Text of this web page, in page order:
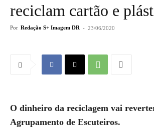
reciclam cartão e
Por Redação S+ Imagem DR - 23/06/2020
O dinheiro da reciclagem vai
Agrupamento de Escuteiros.